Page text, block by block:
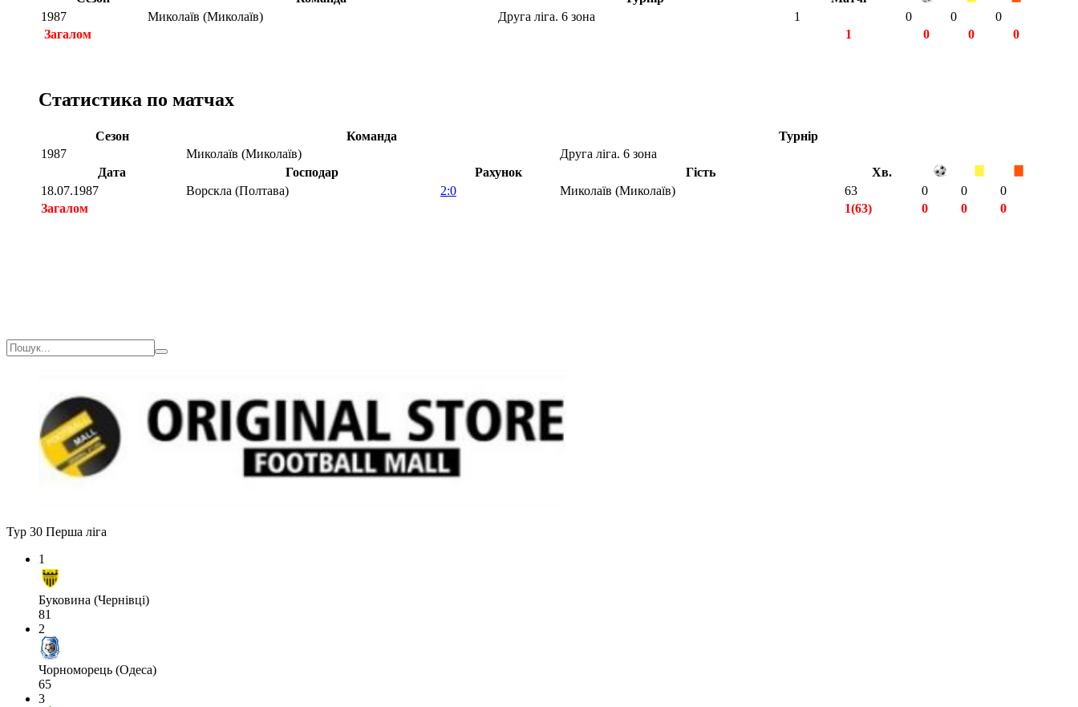
1987
Миколаїв (Миколаїв) Друга ліга. 6 зона 1 0 0
0
Загалом
1 0 0 0
Статистика по матчах
Сезон Команда
Турнір
1987
Миколаїв (Миколаїв)
Друга ліга. 6 зона
Дата
Господар Рахунок Гість
Хв.
18.07.1987
Ворскла (Полтава) 2:0 Миколаїв (Миколаїв) 63 0 0
0
Загалом
1(63) 0 0
0
Тур 30 Перша ліга
1
Буковина (Чернівці)
81
2
Чорноморець (Одеса)
65
3